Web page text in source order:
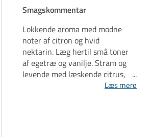
Smagskommentar
Lokkende aroma med modne
noter af citron og hvid
nektarin. Læg hertil små toner
af egetræ og vanilje. Stram og
levende med læskende citrus,
der indrammer en kerne afLæs mere